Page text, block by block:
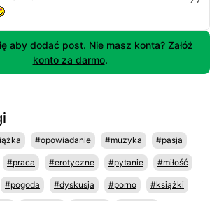
aby dodać post. Nie masz konta? Załóż
konto za darmo.
#opowiadanie #muzyka #pasja
#praca #erotyczne #pytanie #miłość
#pogoda #dyskusja #porno #książki